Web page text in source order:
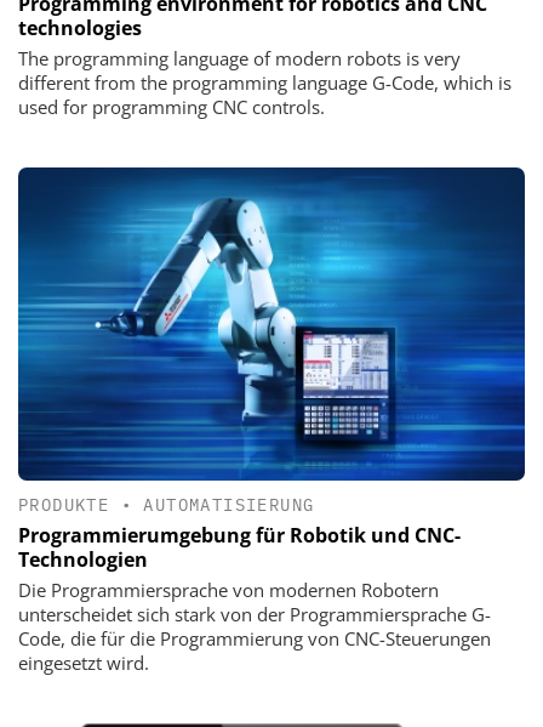
technologies
The programming language of modern robots is very
different from the programming language G-Code, which is
used for programming CNC controls.
PRODUKTE •AUTOMATISIERUNG
Programmierumgebung für Robotik und CNC-
Technologien
Die Programmiersprache von modernen Robotern
unterscheidet sich stark von der Programmiersprache G-
Code, die für die Programmierung von CNC-Steuerungen
eingesetzt wird.